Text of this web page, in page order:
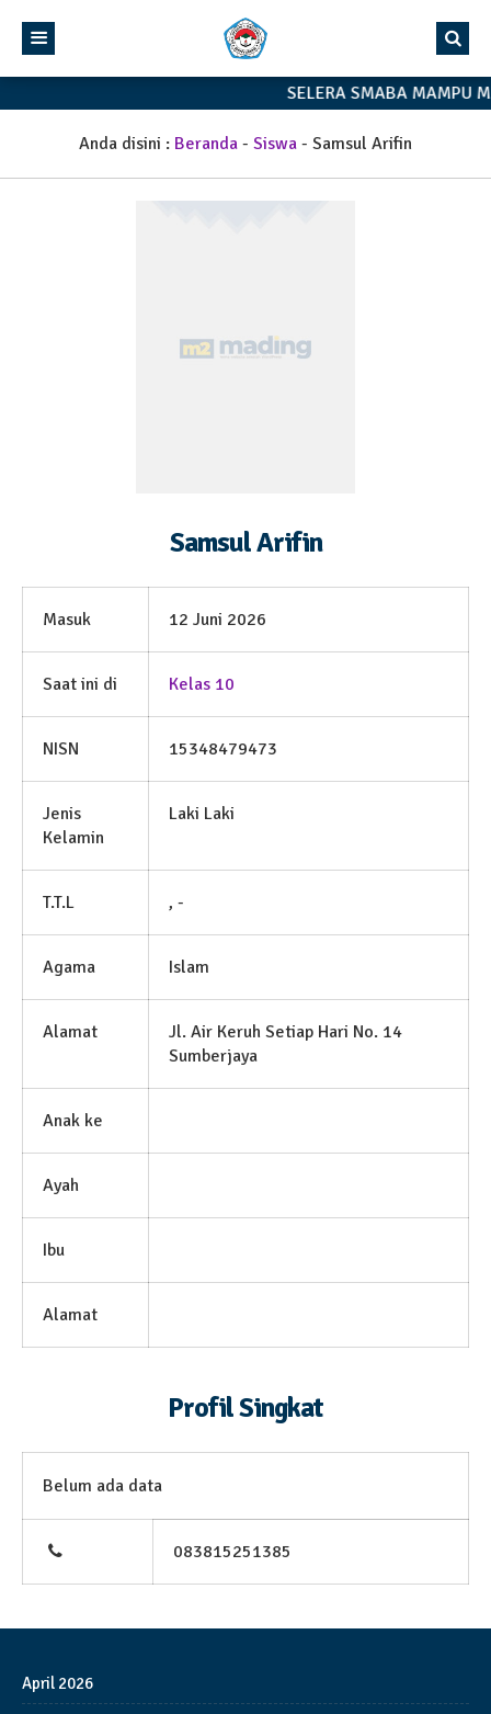
SELERA SMABA MAMPU
Anda disini : Beranda - Siswa - Samsul Arifin
Samsul Arifin
Masuk 12 Juni 2026
Saat ini di Kelas 10
NISN 15348479473
Jenis
Kelamin
Laki Laki
T.T.L , -
Agama Islam
Alamat
Jl. Air Keruh Setiap Hari No. 14
Sumberjaya
Anak ke
Ayah
Ibu
Alamat
Profil Singkat
Belum ada data
083815251385
April 2026